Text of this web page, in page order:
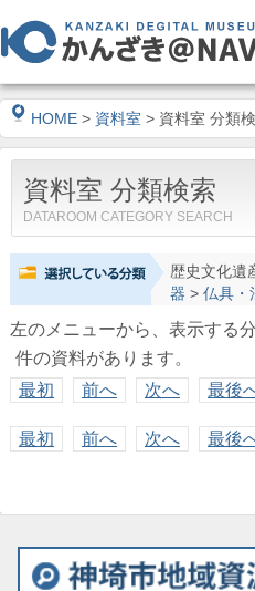
HOME > 資料室 > 資料室 分類
資料室 分類検索
DATAROOM CATEGORY SEARCH
歴史文化遺
器 > 仏具・
左のメニューから、表示する
件の資料があります。
最初
前へ 次へ 最後
最初 前へ 次へ 最後